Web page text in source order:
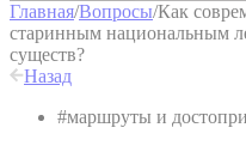
Главная/Вопросы/Как
старинным национальным
существ?
Назад
#маршруты и